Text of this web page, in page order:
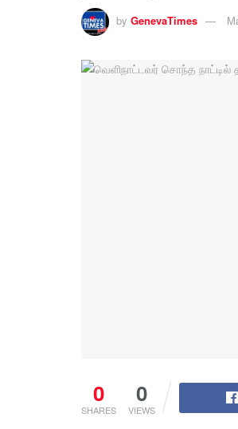
by GenevaTimes
0
SHARES
0
VIEWS